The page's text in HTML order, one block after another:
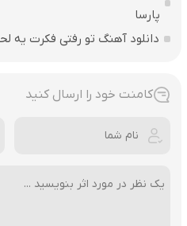
پارسا
دانلود آهنگ تو رفتی فکرت یه
کامنت خود را ارسال کنید